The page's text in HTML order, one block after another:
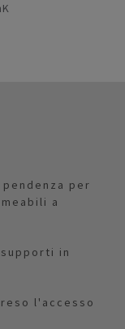
per
a
in
l'accesso